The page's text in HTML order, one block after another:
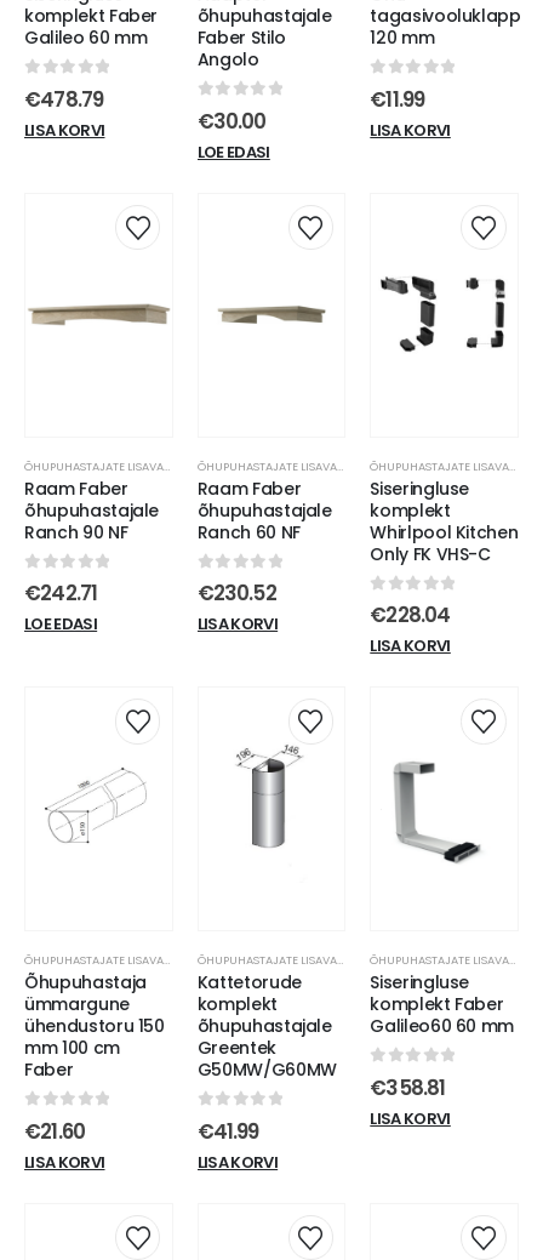
komplekt Faber
Galileo 60 mm
out of 5
€478.79
LISA KORVI
õhupuhastajale
Faber Stilo
Angolo
out of 5
€30.00
LOE EDASI
tagasivooluklapp
120 mm
out of 5
€11.99
LISA KORVI
ÕHUPUHASTAJATE LISAVARUSTUS
Raam Faber
õhupuhastajale
Ranch 90 NF
0out of 5
€242.71
LOE EDASI
ÕHUPUHASTAJATE LISAVARUSTUS
Raam Faber
õhupuhastajale
Ranch 60 NF
0out of 5
€230.52
LISA KORVI
ÕHUPUHASTAJATE LISAVARUSTUS
Siseringluse
komplekt
Whirlpool Kitchen
Only FK VHS-C
0out of 5
€228.04
LISA KORVI
ÕHUPUHASTAJATE LISAVARUSTUS
Õhupuhastaja
ümmargune
ühendustoru 150
mm 100 cm
Faber
out of 5
€21.60
LISA KORVI
ÕHUPUHASTAJATE LISAVARUSTUS
Kattetorude
komplekt
õhupuhastajale
Greentek
G50MW/G60MW
out of 5
€41.99
LISA KORVI
ÕHUPUHASTAJATE LISAVARUSTUS
Siseringluse
komplekt Faber
Galileo60 60 mm
out of 5
€358.81
LISA KORVI